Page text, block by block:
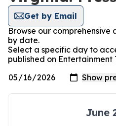
Get by Email
Browse our comprehensive
by date.
Select a specific day to
published on Entertainment
June